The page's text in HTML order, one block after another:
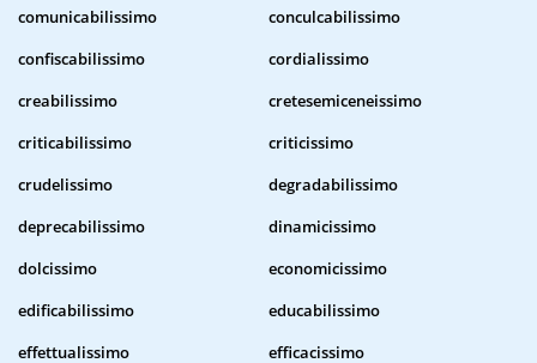
comunicabilissimo
conculcabilissimo
confiscabilissimo
cordialissimo
creabilissimo
cretesemiceneissimo
criticabilissimo
criticissimo
crudelissimo
degradabilissimo
deprecabilissimo
dinamicissimo
dolcissimo
economicissimo
edificabilissimo
educabilissimo
effettualissimo
efficacissimo